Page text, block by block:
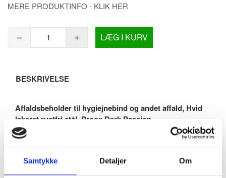
Samtykke Detaljer Om
MERE PRODUKTINFO - KLIK HER
LÆG I KURV
BESKRIVELSE
Affaldsbeholder til hygiejnebind og andet affald, Hvid
lakeret rustfri stål, Proox Dark Passion
Affaldsbeholder til hygiejnebind og andet affald. Lukker
automatisk efter brug.
Produceret i rustfri stål og pulverlakeret i hvid. Flot mathvid
overflade som er nem at rengøre og vedligeholde. Robust